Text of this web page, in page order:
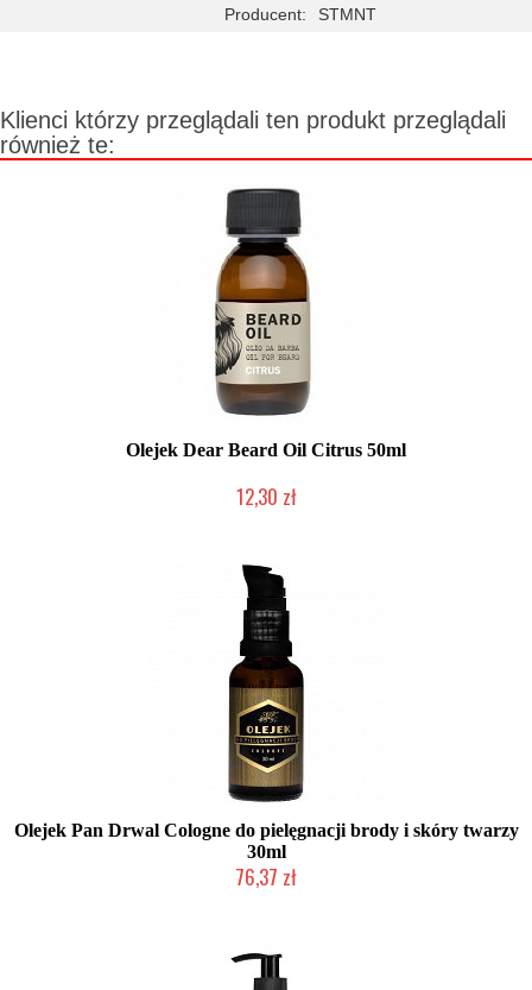
Producent: STMNT
Klienci którzy przeglądali ten produkt przeglądali
również te:
Olejek Dear Beard Oil Citrus 50ml
12,30 zł
Olejek Pan Drwal Cologne do pielęgnacji brody i skóry twarzy
30ml
76,37 zł